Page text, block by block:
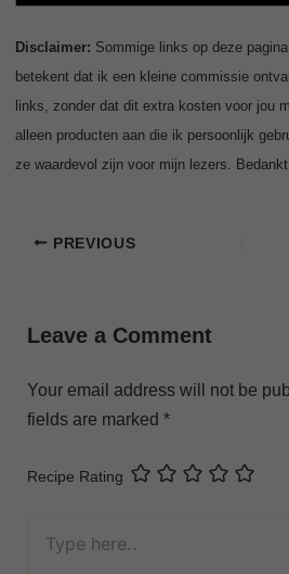
Disclaimer: Sommige links op deze
betekent dat ik een kleine commissie
links, zonder dat dit extra kosten voor jou
alleen producten aan die ik persoonlijk
ze waardevol zijn voor mijn lezers.
PREVIOUS
Leave a Comment
Your email address will not be
fields are marked *
Recipe Rating
here..